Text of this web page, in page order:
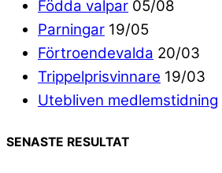
Födda valpar 05/08
Parningar 19/05
Förtroendevalda 20/03
Trippelprisvinnare 19/03
Utebliven medlemstidning
SENASTE RESULTAT